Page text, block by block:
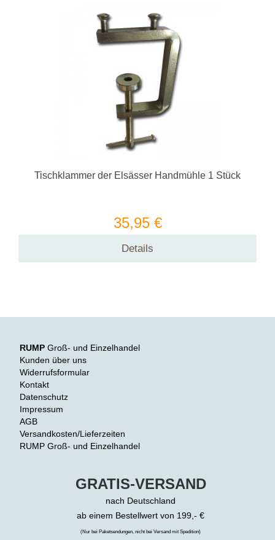
Tischklammer der Elsässer Handmühle 1 Stück
35,95 €
Details
RUMP Groß- und Einzelhandel
Kunden über uns
Widerrufsformular
Kontakt
Datenschutz
Impressum
AGB
Versandkosten/Lieferzeiten
RUMP Groß- und Einzelhandel
GRATIS-VERSAND
nach Deutschland
ab einem Bestellwert von 199,- €
(Nur bei Paketsendungen, nicht bei Versand mit Spedition)